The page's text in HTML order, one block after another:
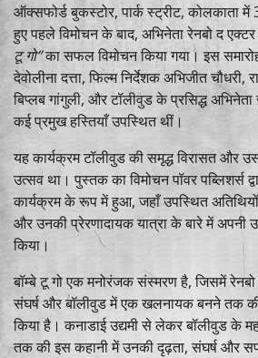
ऑक्सफोर्ड बुकस्टोर, पार्क स्ट्रीट, कोलकाता में
हुए पहले विमोचन के बाद, अभिनेता रेनबो द
टू गो”का सफल विमोचन किया गया। इस
देवोलीना दत्ता, फिल्म निर्देशक अभिजीत चौधरी,
बिप्लब गांगुली, और टॉलीवुड के प्रसिद्ध
कई प्रमुख हस्तियाँ उपस्थित थीं।
यह कार्यक्रम टॉलीवुड की समृद्ध विरासत और
उत्सव था। पुस्तक का विमोचन पॉवर पब्लिशर्स
कार्यक्रम के रूप में हुआ, जहाँ उपस्थित
और उनकी प्रेरणादायक यात्रा के बारे में अपनी
किया।
बॉम्बे टू गो एक मनोरंजक संस्मरण है, जिसमें
संघर्ष और बॉलीवुड में एक खलनायक बनने तक की
किया है। कनाडाई उद्यमी से लेकर बॉलीवुड के
तक की इस कहानी में उनकी दृढ़ता, संघर्ष और